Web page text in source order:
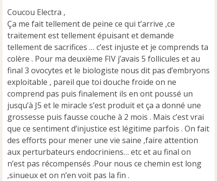
a
g
e
n
o
n
l
u
Coucou Electra ,
Ça me fait tellement de peine ce qui t’arrive ,ce
traitement est tellement épuisant et demande
tellement de sacrifices … c’est injuste et je comprends ta
colère . Pour ma deuxième FIV j’avais 5 follicules et au
final 3 ovocytes et le biologiste nous dit pas d’embryons
exploitable , pareil que toi douche froide on ne
comprend pas puis finalement ils en ont poussé un
jusqu’à J5 et le miracle s’est produit et ça a donné une
grossesse puis fausse couche à 2 mois . Mais c’est vrai
que ce sentiment d’injustice est légitime parfois . On fait
des efforts pour mener une vie saine ,faire attention
aux perturbateurs endocriniens… etc et au final on
n’est pas récompensés .Pour nous ce chemin est long
,sinueux et on n’en voit pas la fin .